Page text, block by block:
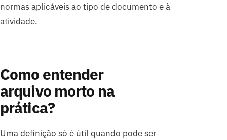
normas aplicáveis ao tipo de documento e à
atividade.
Como entender
arquivo morto na
prática?
Uma definição só é útil quando pode ser